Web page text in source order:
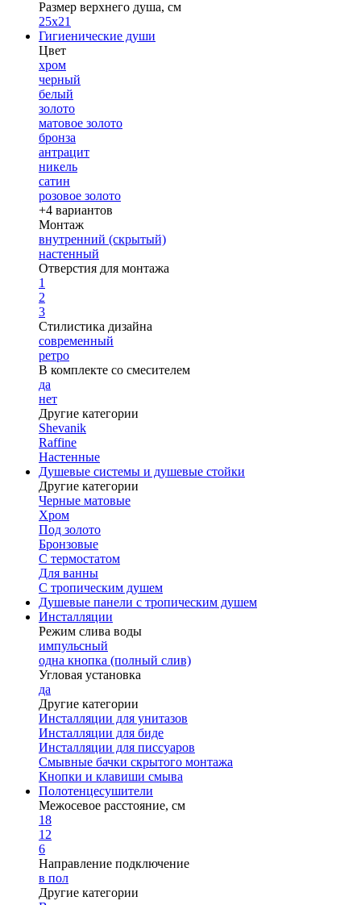
Размер верхнего душа, см
25х21
Гигиенические души
Цвет
хром
черный
белый
золото
матовое золото
бронза
антрацит
никель
сатин
розовое золото
+4 вариантов
Монтаж
внутренний (скрытый)
настенный
Отверстия для монтажа
1
2
3
Стилистика дизайна
современный
ретро
В комплекте со смесителем
да
нет
Другие категории
Shevanik
Raffine
Настенные
Душевые системы и душевые стойки
Другие категории
Черные матовые
Хром
Под золото
Бронзовые
С термостатом
Для ванны
С тропическим душем
Душевые панели с тропическим душем
Инсталляции
Режим слива воды
импульсный
одна кнопка (полный слив)
Угловая установка
да
Другие категории
Инсталляции для унитазов
Инсталляции для биде
Инсталляции для писсуаров
Смывные бачки скрытого монтажа
Кнопки и клавиши смыва
Полотенцесушители
Межосевое расстояние, см
18
12
6
Направление подключение
в пол
Другие категории